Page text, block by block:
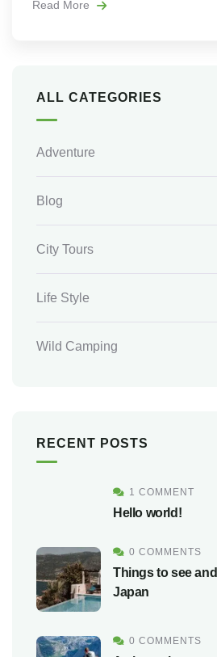
Read More
ALL CATEGORIES
Adventure
Blog
City Tours
Life Style
Wild Camping
RECENT POSTS
1 COMMENT
Hello world!
0 COMMENTS
Things to see
Japan
0 COMMENTS